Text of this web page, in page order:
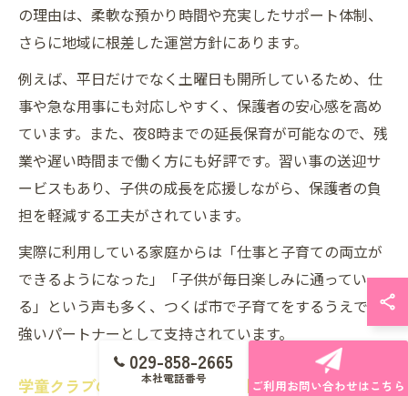
の理由は、柔軟な預かり時間や充実したサポート体制、
さらに地域に根差した運営方針にあります。
例えば、平日だけでなく土曜日も開所しているため、仕
事や急な用事にも対応しやすく、保護者の安心感を高め
ています。また、夜8時までの延長保育が可能なので、残
業や遅い時間まで働く方にも好評です。習い事の送迎サ
ービスもあり、子供の成長を応援しながら、保護者の負
担を軽減する工夫がされています。
実際に利用している家庭からは「仕事と子育ての両立が
できるようになった」「子供が毎日楽しみに通ってい
る」という声も多く、つくば市で子育てをするうえで心
強いパートナーとして支持されています。
学童クラブの柔軟なサポート体制が家庭に安心をもた
029-858-2665
本社電話番号 ご利用お問い合わせはこちら